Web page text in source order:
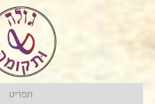
תפריט